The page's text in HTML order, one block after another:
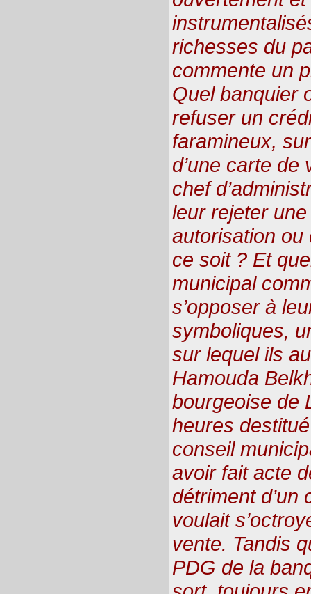
richesses du
commente un
Quel banquier
refuser un
faramineux,
d’une carte de
chef
leur rejeter
autorisation ou
ce soit ? Et
municipal
s’opposer à
symboliques,
sur lequel ils
Hamouda
bourgeoise de
heures
conseil
avoir fait acte
détriment d’un
voulait
vente. Tandis
PDG de la